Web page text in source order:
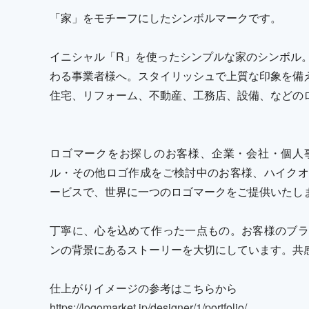
「家」をモチーフにしたシンボルマークです。
イニシャル「R」を使ったシンプルな家のシンボ
わる事業者様へ。スタイリッシュで上質な印象を備
住宅、リフォーム、不動産、工務店、設備、など
ロゴマークをお探しのお客様、企業・会社・個
ル・その他ロゴ作成をご検討中のお客様、ハイク
ービスで、世界に一つのロゴマークをご提供いたし
丁寧に、心を込めて作った一点もの。お客様のブ
ンの背景にあるストーリーを大切にしています。
仕上がりイメージの参考はこちらから